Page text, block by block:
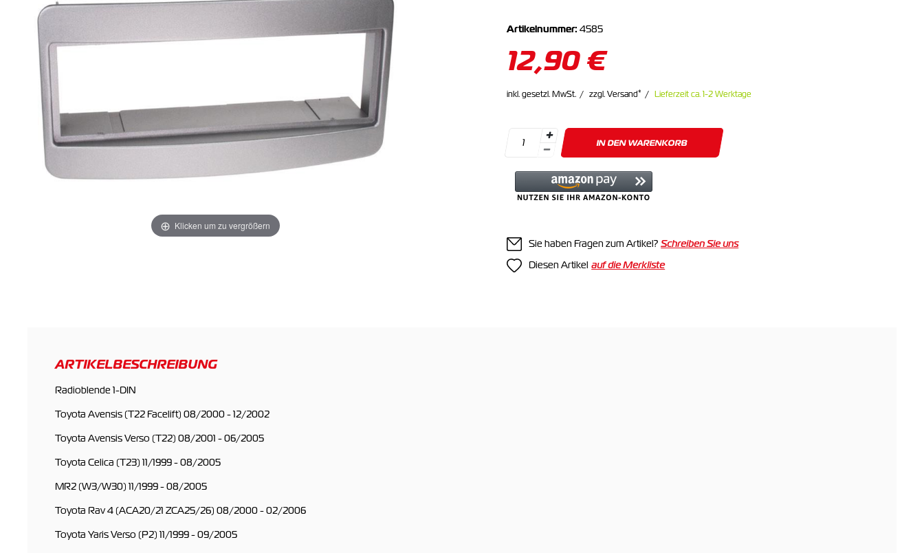
Klicken um zu vergrößern
Artikelnummer: 4585
12,90 €
inkl. gesetzl. MwSt. zzgl. Versand* Lieferzeit ca. 1-2 Werktage
IN DEN WARENKORB
Sie haben Fragen zum Artikel? Schreiben Sie uns
Diesen Artikel
ARTIKELBESCHREIBUNG
Radioblende 1-DIN
Toyota Avensis (T22 Facelift) 08/2000 - 12/2002
Toyota Avensis Verso (T22) 08/2001 - 06/2005
Toyota Celica (T23) 11/1999 - 08/2005
MR2 (W3/W30) 11/1999 - 08/2005
Toyota Rav 4 (ACA20/21 ZCA25/26) 08/2000 - 02/2006
Toyota Yaris Verso (P2) 11/1999 - 09/2005